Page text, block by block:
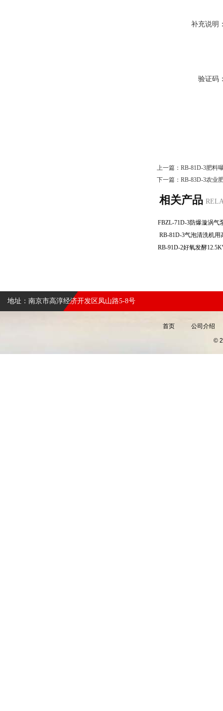
补充说明
验证码
上一篇： RB-81D-3肥料
下一篇： RB-83D-3农业
相关产品
RB-81D-3气泡清洗机
地址：南京市高淳经济开发区凤山路5-8号
首页 公司介绍
©